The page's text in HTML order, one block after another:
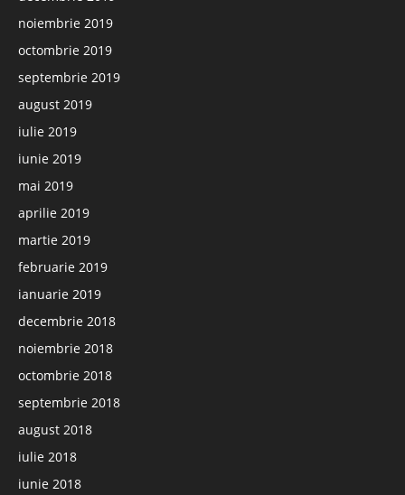
noiembrie 2019
octombrie 2019
septembrie 2019
august 2019
iulie 2019
iunie 2019
mai 2019
aprilie 2019
martie 2019
februarie 2019
ianuarie 2019
decembrie 2018
noiembrie 2018
octombrie 2018
septembrie 2018
august 2018
iulie 2018
iunie 2018